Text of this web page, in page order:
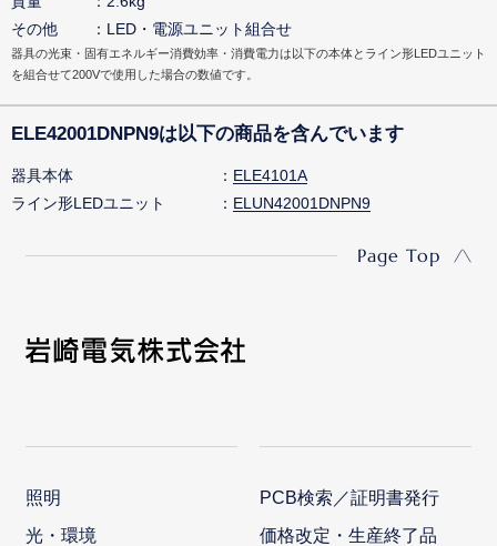
その他
LED・電源ユニット組合せ
器具の光束・固有エネルギー消費効率・消費電力は以下の本体とライン形LEDユニット
を組合せて200Vで使用した場合の数値です。
ELE42001DNPN9は以下の商品を含んでいます
器具本体
ELE4101A
ライン形LEDユニット
ELUN42001DNPN9
Page Top
照明
光・環境
PCB検索／証明書発行
価格改定・生産終了品